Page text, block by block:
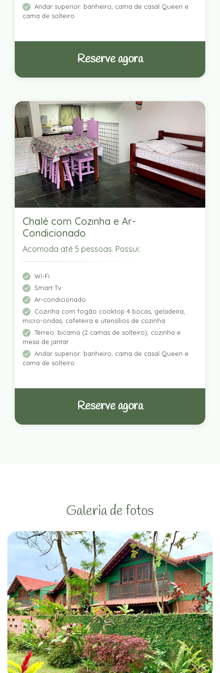
Andar superior: banheiro, cama de casal Queen e
cama de solteiro
Reserve agora
Chalé com Cozinha e Ar-
Condicionado
Acomoda até 5 pessoas. Possui:
Wi-Fi
Smart Tv
Ar-condicionado
Cozinha com fogão cooktop 4 bocas, geladeira,
micro-ondas, cafeteira e utensílios de cozinha
Térreo: bicama (2 camas de solteiro), cozinha e
mesa de jantar
Andar superior: banheiro, cama de casal Queen e
cama de solteiro
Reserve agora
Galeria de fotos